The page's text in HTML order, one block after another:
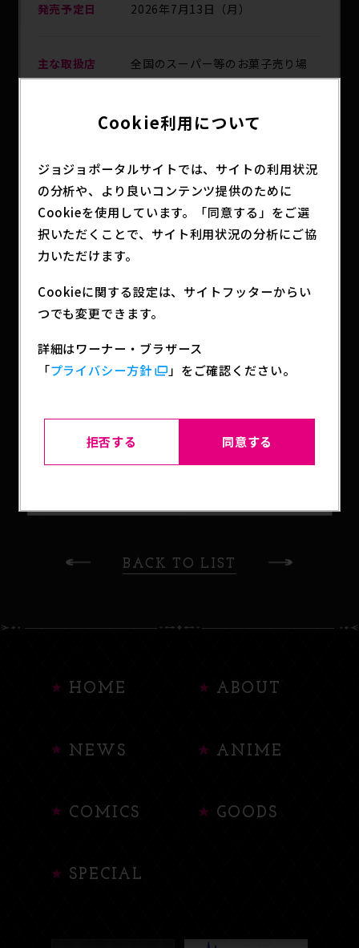
発売予定日 2026年7月13日（月）
主な取扱店 全国のスーパー等のお菓子売り場
アニメグッズ
キャラポトレシリーズにアニメ『ジョジョの奇妙な
冒険 ダイヤモンドは砕けない』が登場。
写真部分はぷっくり立体的、裏面はマット加工仕様
で、本物のインスタント写真みたいなキャラポトレ
です。
杜王町での賑やかな日常を切り取ったキャラポトレ
は集めたくなること間違いなし！
ラインナップは全24種。うち4種は箔押しの豪華仕
様。
1パック2枚入り。何が出るかは開けてからのお楽し
み。
BACK TO LIST
HOME ABOUT
NEWS ANIME
COMICS GOODS
SPECIAL
Cookie利用について
ジョジョポータルサイトでは、サイトの利用状況
の分析や、より良いコンテンツ提供のために
Cookieを使用しています。「同意する」をご選
択いただくことで、サイト利用状況の分析にご協
力いただけます。
Cookieに関する設定は、サイトフッターからい
つでも変更できます。
詳細はワーナー・ブラザース
「プライバシー方針 」をご確認ください。
拒否する 同意する